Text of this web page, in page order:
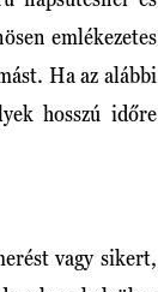
emlékezetes
Ha az alábbi
hosszú időre
vagy sikert,